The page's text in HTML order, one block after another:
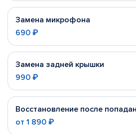
Замена микрофона
690 ₽
Замена задней крышки
990 ₽
Восстановление после
от 1 890 ₽